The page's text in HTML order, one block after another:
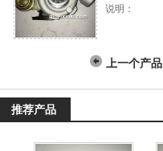
说明：
上一个产品
推荐产品